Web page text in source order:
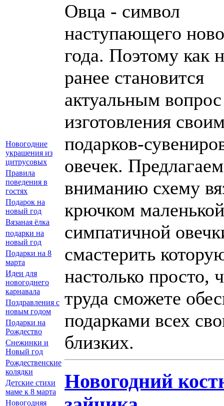
Овца - символ
наступающего
года. Поэтому как
ранее становится
актуальным вопрос
изготовления
подарков-
овечек.
вниманию схему
крючком маленькой
симпатичной
смастерить
настолько просто,
труда сможете
подарками всех
близких.
Новогодний
Новогодние
украшения из
цитрусовых
Правила
поведения в
гостях
Подарок на
новый год
Вязаная ёлка
подарки на
новый год
Подарки на 8
марта
Идеи для
новогоднего
карнавала
Поздравления с
новым годом
Подарки на
Рождество
Снежинки и
Новый год
Рождественские
колядки
Детские стихи
маме к 8 марта
Новогодняя